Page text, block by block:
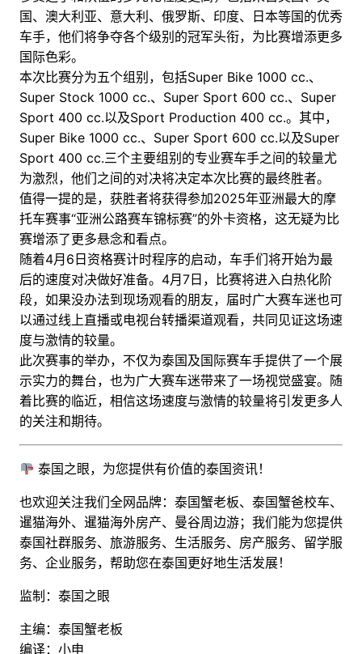
国、澳大利亚、意大利、俄罗斯、印度、日本等国的优秀
车手，他们将争夺各个级别的冠军头衔，为比赛增添更多
国际色彩。
本次比赛分为五个组别，包括Super Bike 1000 cc.、
Super Stock 1000 cc.、Super Sport 600 cc.、Super
Sport 400 cc.以及Sport Production 400 cc.。其中，
Super Bike 1000 cc.、Super Sport 600 cc.以及Super
Sport 400 cc.三个主要组别的专业赛车手之间的较量尤
为激烈，他们之间的对决将决定本次比赛的最终胜者。
值得一提的是，获胜者将获得参加2025年亚洲最大的摩
托车赛事“亚洲公路赛车锦标赛”的外卡资格，这无疑为比
赛增添了更多悬念和看点。
随着4月6日资格赛计时程序的启动，车手们将开始为最
后的速度对决做好准备。4月7日，比赛将进入白热化阶
段，如果没办法到现场观看的朋友，届时广大赛车迷也可
以通过线上直播或电视台转播渠道观看，共同见证这场速
度与激情的较量。
此次赛事的举办，不仅为泰国及国际赛车手提供了一个展
示实力的舞台，也为广大赛车迷带来了一场视觉盛宴。随
着比赛的临近，相信这场速度与激情的较量将引发更多人
的关注和期待。
泰国之眼，为您提供有价值的泰国资讯！
也欢迎关注我们全网品牌：泰国蟹老板、泰国蟹爸校车、
暹猫海外、暹猫海外房产、曼谷周边游； 我们能为您提供
泰国社群服务、旅游服务、生活服务、房产服务、留学服
务、企业服务，帮助您在泰国更好地生活发展！
监制：泰国之眼
主编：泰国蟹老板
编译：小申